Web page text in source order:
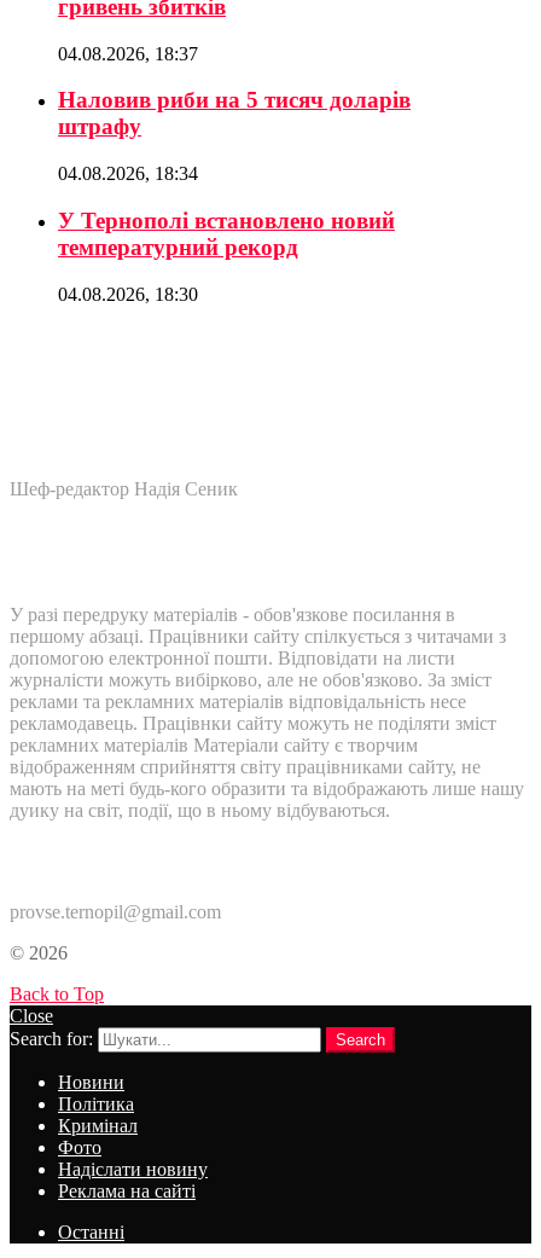
гривень збитків
04.08.2026, 18:37
Наловив риби на 5 тисяч доларів
штрафу
04.08.2026, 18:34
У Тернополі встановлено новий
температурний рекорд
04.08.2026, 18:30
Шеф-редактор Надія Сеник
У разі передруку матеріалів - обов'язкове посилання в
першому абзаці. Працівники сайту спілкується з читачами з
допомогою електронної пошти. Відповідати на листи
журналісти можуть вибірково, але не обов'язково. За зміст
реклами та рекламних матеріалів відповідальність несе
рекламодавець. Працівнки сайту можуть не поділяти зміст
рекламних матеріалів Матеріали сайту є творчим
відображенням сприйняття світу працівниками сайту, не
мають на меті будь-кого образити та відображають лише нашу
дуику на світ, події, що в ньому відбуваються.
provse.ternopil@gmail.com
© 2026
Back to Top
Close
Search for:
Search
Новини
Політика
Кримінал
Фото
Надіслати новину
Реклама на сайті
Останні